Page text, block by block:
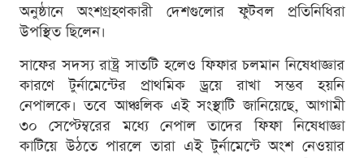
অনুষ্ঠানে অংশগ্রহণকারী দেশগুলোর ফুটবল প্রতিনিধিরা
উপস্থিত ছিলেন।
সাফের সদস্য রাষ্ট্র সাতটি হলেও ফিফার চলমান নিষেধাজ্ঞার
কারণে টুর্নামেন্টের প্রাথমিক ড্রয়ে রাখা সম্ভব হয়নি
নেপালকে। তবে আঞ্চলিক এই সংস্থাটি জানিয়েছে, আগামী
৩০ সেপ্টেম্বরের মধ্যে নেপাল তাদের ফিফা নিষেধাজ্ঞা
কাটিয়ে উঠতে পারলে তারা এই টুর্নামেন্টে অংশ নেওয়ার